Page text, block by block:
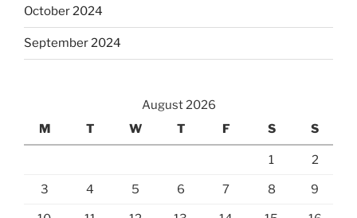
October 2024
September 2024
August 2026
M
T W T F S S
1 2
3 4 5 6 7 8 9